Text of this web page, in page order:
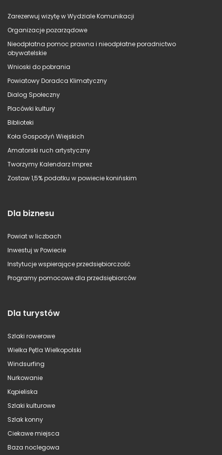
Zarezerwuj wizytę w Wydziale Komunikacji
Organizacje pozarządowe
Nieodpłatna pomoc prawna i nieodpłatne poradnictwo
obywatelskie
Wnioski do pobrania
Powiatowy Doradca Klimatyczny
Dialog Społeczny
Placówki kultury
Biblioteki
Koła Gospodyń Wiejskich
Amatorski ruch artystyczny
Tworzymy Kalendarz Imprez
Zostaw 1,5% podatku w powiecie konińskim
Dla biznesu
Powiat w liczbach
Inwestuj w Powiecie
Instytucje wspierające przedsiębiorczość
Programy pomocowe dla przedsiębiorców
Dla turystów
Szlaki rowerowe
Wielka Pętla Wielkopolski
Windsurfing
Nurkowanie
Kąpieliska
Szlaki kulturowe
Szlak konny
Ciekawe miejsca
Baza noclegowa